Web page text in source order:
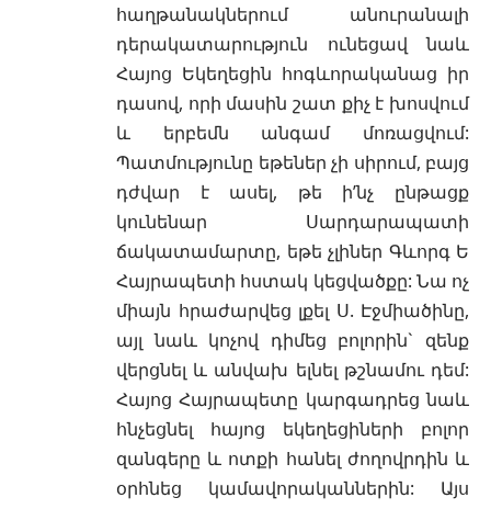
հաղթանակներում անուրանալի
դերակատարություն ունեցավ նաև
Հայոց Եկեղեցին հոգևորականաց իր
դասով, որի մասին շատ քիչ է խոսվում
և երբեմն անգամ մոռացվում:
Պատմությունը եթեներ չի սիրում, բայց
դժվար է ասել, թե ի’նչ ընթացք
կունենար Սարդարապատի
ճակատամարտը, եթե չլիներ Գևորգ Ե
Հայրապետի հստակ կեցվածքը: Նա ոչ
միայն հրաժարվեց լքել Ս. Էջմիածինը,
այլ նաև կոչով դիմեց բոլորին` զենք
վերցնել և անվախ ելնել թշնամու դեմ:
Հայոց Հայրապետը կարգադրեց նաև
հնչեցնել հայոց եկեղեցիների բոլոր
զանգերը և ոտքի հանել ժողովրդին և
օրհնեց կամավորականներին: Այս